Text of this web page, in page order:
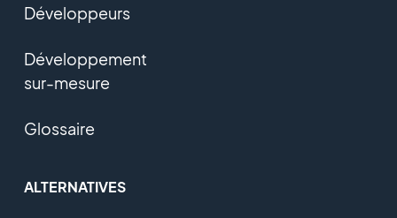
Développeurs
Développement
sur-mesure
Glossaire
ALTERNATIVES